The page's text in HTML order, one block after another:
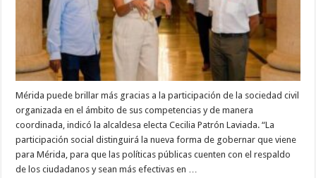
Mérida puede brillar más gracias a la participación de la sociedad civil
organizada en el ámbito de sus competencias y de manera
coordinada, indicó la alcaldesa electa Cecilia Patrón Laviada. “La
participación social distinguirá la nueva forma de gobernar que viene
para Mérida, para que las políticas públicas cuenten con el respaldo
de los ciudadanos y sean más efectivas en …